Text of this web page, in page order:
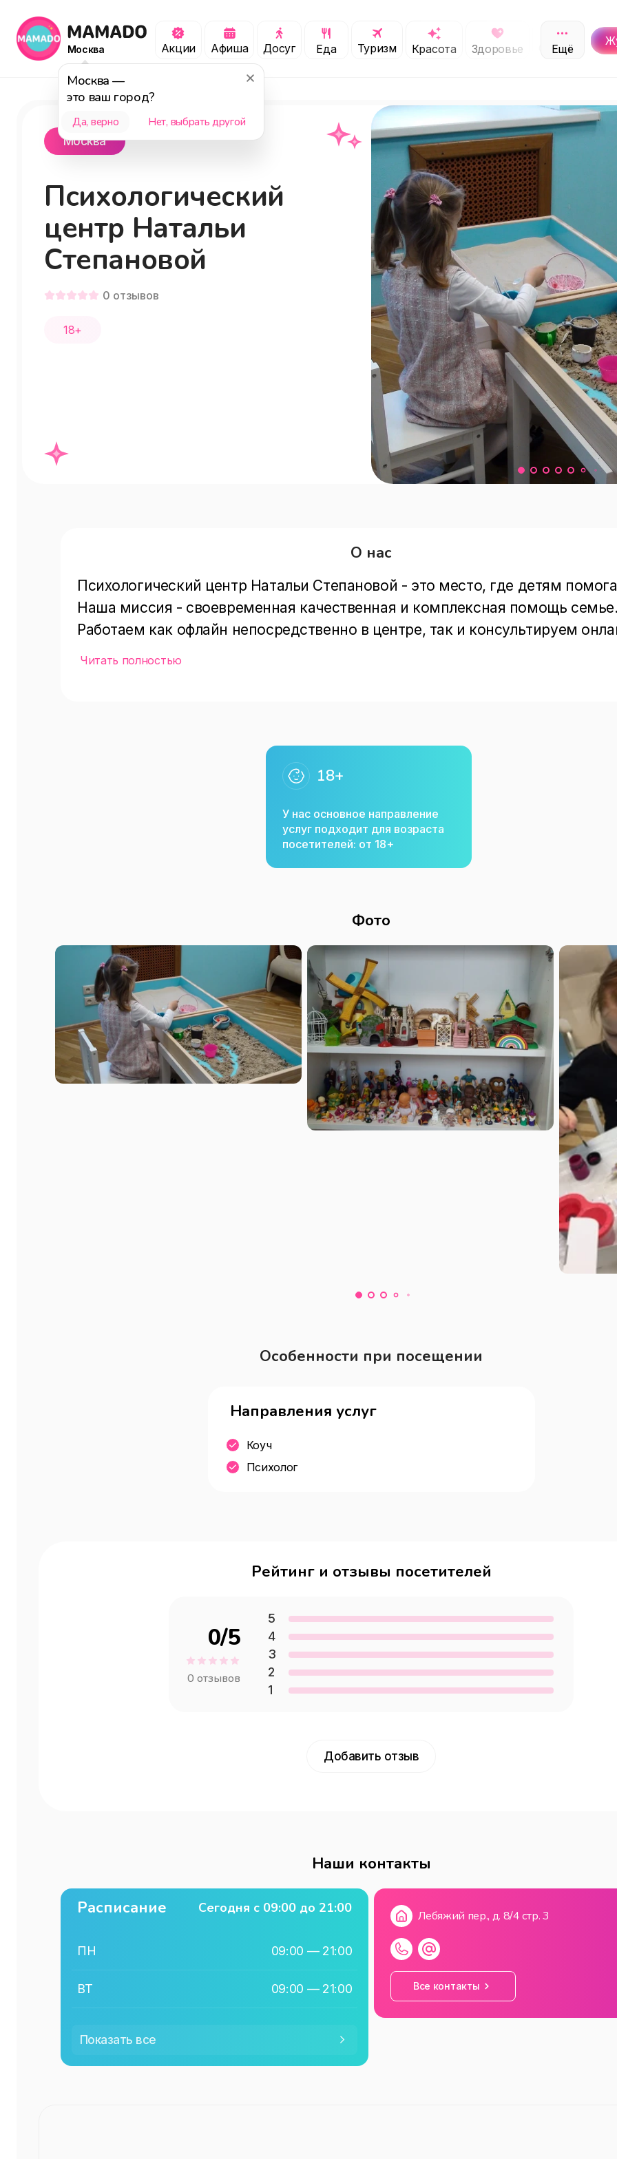
Москва
Москва —
это ваш город?
Да, верно Нет, выбрать другой
Акции Афиша Досуг Еда Туризм Красота Здоровье Обучение
Ещё
Москва
Психологический
центр Натальи
Степановой
0 отзывов
18+
О нас
Психологический центр Натальи Степановой - это место, где детям
Наша миссия - своевременная качественная и комплексная помощь семье.
Работаем как офлайн непосредственно в центре, так и консультируем
тех семей, кто не проживает в Москве.
Читать полностью
18+
У нас основное направление
услуг подходит для возраста
посетителей: от 18+
Фото
Особенности при посещении
Направления услуг
Коуч
Психолог
Рейтинг и отзывы посетителей
0/5
0 отзывов
5
4
3
2
1
Добавить отзыв
Наши контакты
Расписание Сегодня с 09:00 до 21:00
ПН 09:00 — 21:00
ВТ 09:00 — 21:00
ЧТ 09:00—21:00
Показать все
Лебяжий пер., д. 8/4 стр. 3
Все контакты